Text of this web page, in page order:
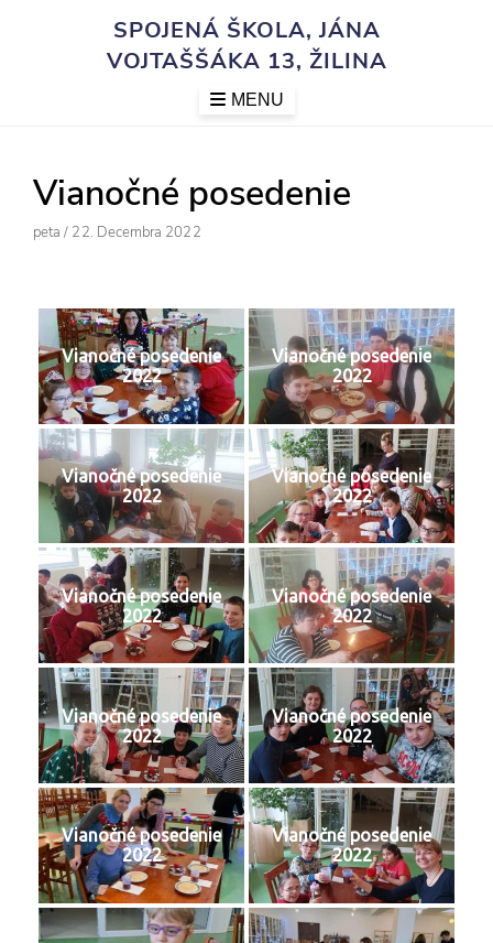
SPOJENÁ ŠKOLA, JÁNA
VOJTAŠŠÁKA 13, ŽILINA
MENU
Vianočné posedenie
Author
Peta / Posted
22. Decembra 2022
Vianočné posedenie
2022
Vianočné posedenie
2022
Vianočné posedenie
2022
Vianočné posedenie
2022
Vianočné posedenie
2022
Vianočné posedenie
2022
Vianočné posedenie
2022
Vianočné posedenie
2022
Vianočné posedenie
2022
Vianočné posedenie
2022